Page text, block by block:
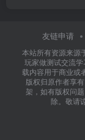
友链申请
本站所有资源来源
玩家做测试交流
载内容用于商业或
版权归原作者享
架，如有版权问
除。敬请